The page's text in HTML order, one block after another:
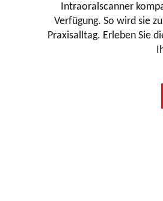
Intraoralscanner
Verfügung. So wird sie
Praxisalltag. Erleben Sie